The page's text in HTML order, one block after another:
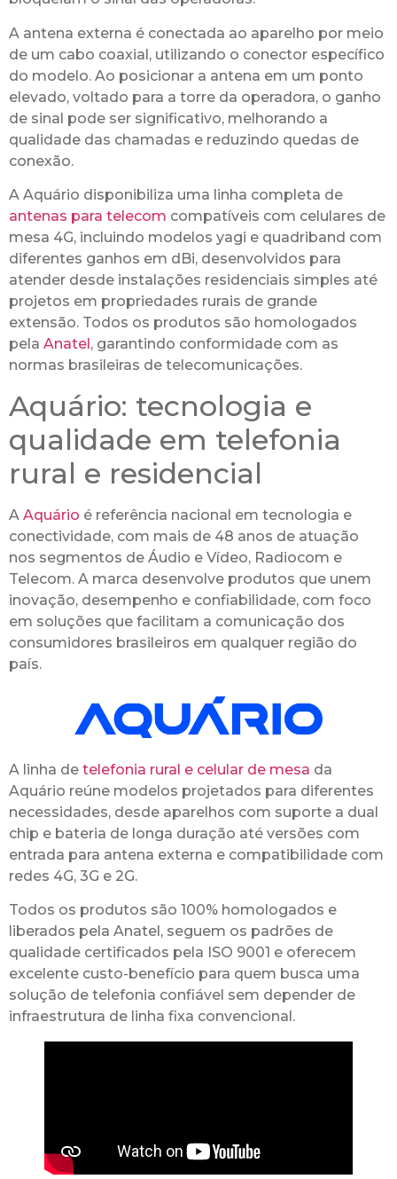
A antena externa é conectada ao aparelho por meio
de um cabo coaxial, utilizando o conector específico
do modelo. Ao posicionar a antena em um ponto
elevado, voltado para a torre da operadora, o ganho
de sinal pode ser significativo, melhorando a
qualidade das chamadas e reduzindo quedas de
conexão.
A Aquário disponibiliza uma linha completa de
antenas para telecom compatíveis com celulares de
mesa 4G, incluindo modelos yagi e quadriband com
diferentes ganhos em dBi, desenvolvidos para
atender desde instalações residenciais simples até
projetos em propriedades rurais de grande
extensão. Todos os produtos são homologados
pela Anatel , garantindo conformidade com as
normas brasileiras de telecomunicações.
Aquário: tecnologia e
qualidade em telefonia
rural e residencial
A Aquário é referência nacional em tecnologia e
conectividade, com mais de 48 anos de atuação
nos segmentos de Áudio e Vídeo, Radiocom e
Telecom. A marca desenvolve produtos que unem
inovação, desempenho e confiabilidade, com foco
em soluções que facilitam a comunicação dos
consumidores brasileiros em qualquer região do
país.
A linha de telefonia rural e celular de mesa da
Aquário reúne modelos projetados para diferentes
necessidades, desde aparelhos com suporte a dual
chip e bateria de longa duração até versões com
entrada para antena externa e compatibilidade com
redes 4G, 3G e 2G.
Todos os produtos são 100% homologados e
liberados pela Anatel, seguem os padrões de
qualidade certificados pela ISO 9001 e oferecem
excelente custo-benefício para quem busca uma
solução de telefonia confiável sem depender de
infraestrutura de linha fixa convencional.